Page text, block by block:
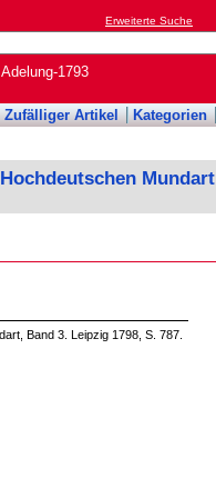
Erweiterte Suche
1793
Zufälliger Artikel Kategorien
Mundart
Band 3. Leipzig 1798, S. 787.